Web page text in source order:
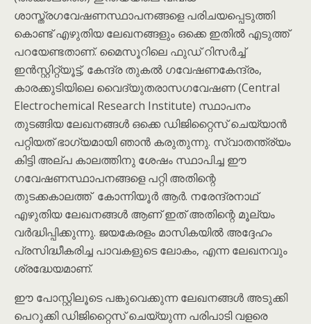
ശാസ്ത്രഗവേഷണസ്ഥാപനങ്ങളെ പരിചയപ്പെടുത്തി
കൊണ്ട് എഴുതിയ ലേഖനങ്ങളും ഒക്കെ ഇതിൽ എടുത്ത്
പറയേണ്ടതാണ്. മൈസൂറിലെ ഫുഡ് റിസർച്ച്
ഇൻസ്റ്റിറ്റ്യൂട്ട്, കേന്ദ്ര തുകൽ ഗവേഷണകേന്ദ്രം,
കാരക്കുടിയിലെ വൈദ്യുതരാസഗവേഷണ (Central
Electrochemical Research Institute) സ്ഥാപനം
തുടങ്ങിയ ലേഖനങ്ങൾ ഒക്കെ ഡിജിറ്റൈസ് ചെയ്യാൻ
പറ്റിയത് ഭാഗ്യമായി ഞാൻ കരുതുന്നു. സ്വാതന്ത്ര്യം
കിട്ടി അല്പ കാലത്തിനു ശേഷം സ്ഥാപിച്ച ഈ
ഗവേഷണസ്ഥാപനങ്ങളെ പറ്റി അതിന്റെ
തുടക്കകാലത്ത് കോന്നിയൂർ ആർ. നരേന്ദ്രനാഥ്
എഴുതിയ ലേഖനങ്ങൾ ആണ് ഇത് അതിന്റെ മൂല്യം
വർദ്ധിപ്പിക്കുന്നു. ജയകേരളം മാസികയിൽ അദ്ദേഹം
പ്രസിദ്ധീകരിച്ച പാവകളുടെ ലോകം, എന്ന ലേഖനവും
ശ്രദ്ധേയമാണ്.
ഈ പോസ്റ്റിലൂടെ പങ്കുവെക്കുന്ന ലേഖനങ്ങൾ അടുക്കി
പെറുക്കി ഡിജിറ്റൈസ് ചെയ്യുന്ന പരിപാടി വളരെ